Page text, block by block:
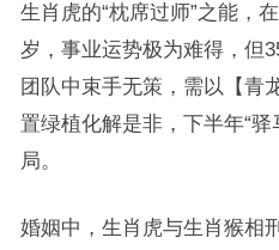
生肖虎的“枕席过师”之能，
岁，事业运势极为难得，但
团队中束手无策，需以【青
置绿植化解是非，下半年“
局。
婚姻中，生肖虎与生肖猴相